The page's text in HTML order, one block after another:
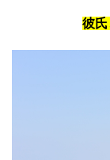
彼氏